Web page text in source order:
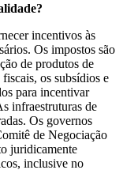
incentivos às
Os impostos são
de produtos de
os subsídios e
para incentivar
infraestruturas de
Os governos
de Negociação
juridicamente
inclusive no